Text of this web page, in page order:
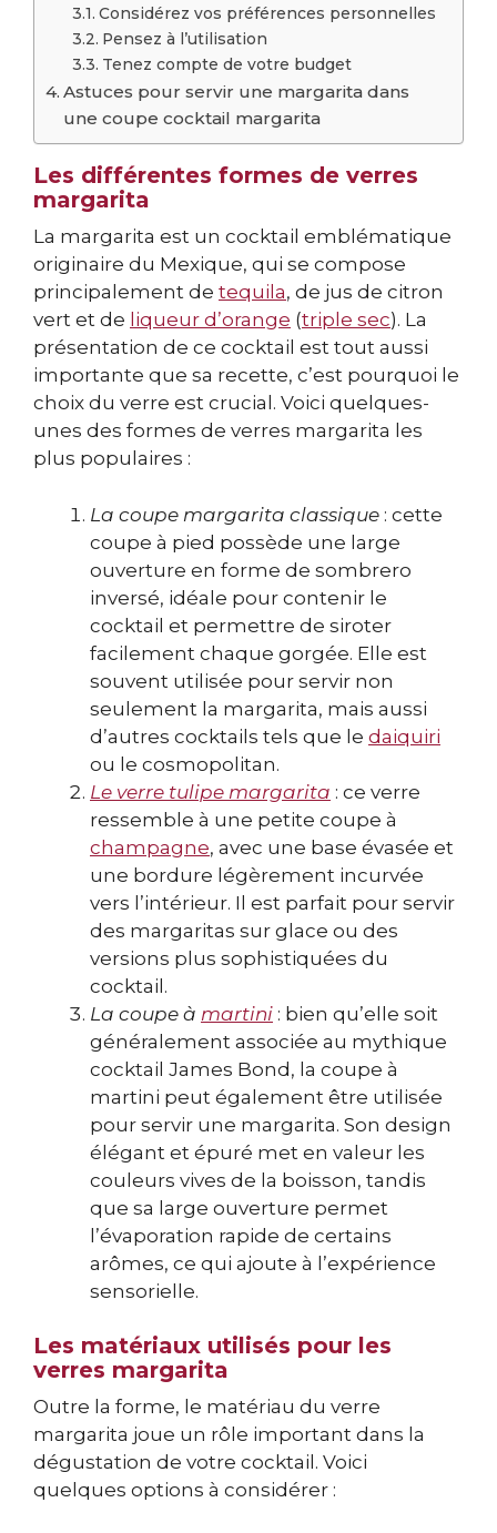
Considérez vos préférences personnelles
Pensez à l’utilisation
Tenez compte de votre budget
Astuces pour servir une margarita dans
une coupe cocktail margarita
Les différentes formes de verres
margarita
La margarita est un cocktail emblématique
originaire du Mexique, qui se compose
principalement de tequila, de jus de citron
vert et de liqueur d’orange (triple sec). La
présentation de ce cocktail est tout aussi
importante que sa recette, c’est pourquoi le
choix du verre est crucial. Voici quelques-
unes des formes de verres margarita les
plus populaires :
La coupe margarita classique : cette
coupe à pied possède une large
ouverture en forme de sombrero
inversé, idéale pour contenir le
cocktail et permettre de siroter
facilement chaque gorgée. Elle est
souvent utilisée pour servir non
seulement la margarita, mais aussi
d’autres cocktails tels que le daiquiri
ou le cosmopolitan.
Le verre tulipe margarita : ce verre
ressemble à une petite coupe à
champagne, avec une base évasée et
une bordure légèrement incurvée
vers l’intérieur. Il est parfait pour servir
des margaritas sur glace ou des
versions plus sophistiquées du
cocktail.
La coupe à martini : bien qu’elle soit
généralement associée au mythique
cocktail James Bond, la coupe à
martini peut également être utilisée
pour servir une margarita. Son design
élégant et épuré met en valeur les
couleurs vives de la boisson, tandis
que sa large ouverture permet
l’évaporation rapide de certains
arômes, ce qui ajoute à l’expérience
sensorielle.
Les matériaux utilisés pour les
verres margarita
Outre la forme, le matériau du verre
margarita joue un rôle important dans la
dégustation de votre cocktail. Voici
quelques options à considérer :